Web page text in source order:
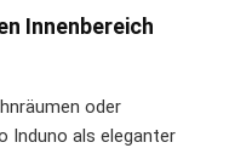
Innenbereich
oder
Induno als eleganter